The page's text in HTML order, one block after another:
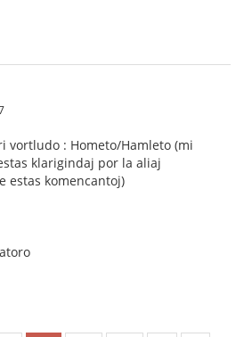
vortludo : Hometo/Hamleto (mi
klarigindaj por la aliaj
estas komencantoj)